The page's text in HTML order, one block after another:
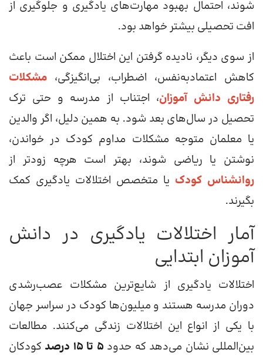
شوند، احتمال بهبود مهارت‌های یادگیری و جلوگیری از
افت تحصیلی بیشتر خواهد بود.
از سوی دیگر، نادیده گرفتن این اختلال ممکن است باعث
کاهش اعتمادبه‌نفس، اضطراب، بی‌انگیزگی، مشکلات
رفتاری دانش آموزان، اجتناب از مدرسه و حتی ترک
تحصیل در سال‌های بعد شود. به همین دلیل، اگر والدین
یا معلمان متوجه مشکلات مداوم کودک در خواندن،
نوشتن یا ریاضی شوند، بهتر است هرچه زودتر از
روانشناس کودک یا متخصص اختلالات یادگیری کمک
بگیرند.
آمار اختلالات یادگیری در دانش
آموزان ابتدایی
اختلالات یادگیری از شایع‌ترین مشکلات عصب‌رشدی
دوران مدرسه هستند و میلیون‌ها کودک در سراسر جهان
با یکی از انواع این اختلالات زندگی می‌کنند. مطالعات
بین‌المللی نشان می‌دهد که حدود ۵ تا ۱۵ درصد
کودکان